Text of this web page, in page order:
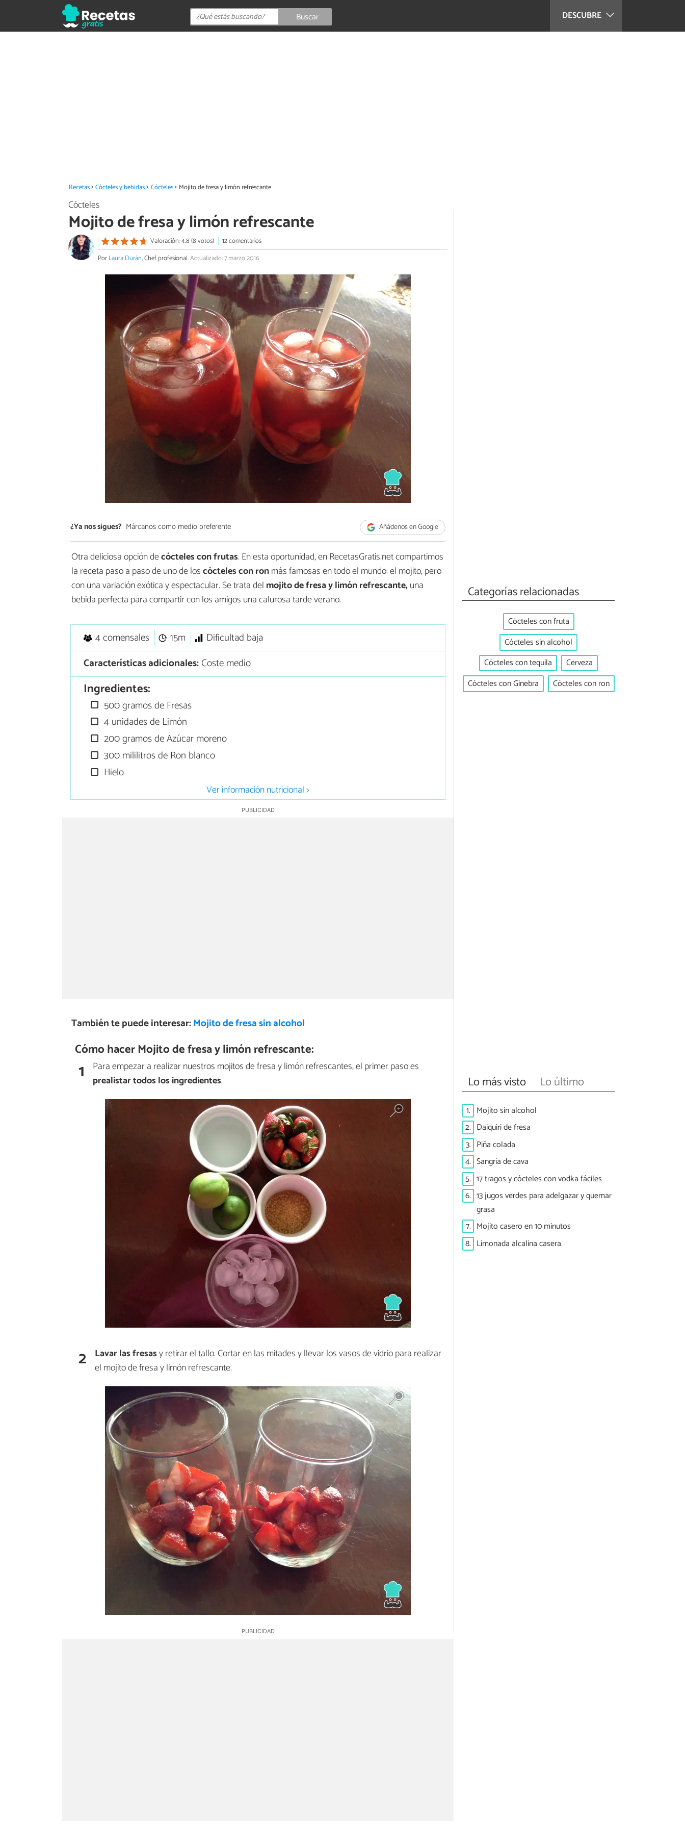
DESCUBRE
Buscar
Recetas Cócteles y bebidas Cócteles Mojito de fresa y limón refrescante
Cócteles
Mojito de fresa y limón refrescante
Valoración: 4.8 (8 votos)
12 comentarios
PorLaura Durán, Chef profesional.Actualizado: 7 marzo 2016
¿Ya nos sigues? Márcanos como medio preferente Añádenos en Google
Otra deliciosa opción decócteles con frutas. En esta oportunidad, en RecetasGratis.net compartimos
la receta paso a paso de uno de loscócteles con ronmás famosas en todo el mundo: el mojito, pero
con una variación exótica y espectacular. Se trata del mojito de fresa y limón refrescante,una
bebida perfecta para compartir con los amigos una calurosa tarde verano.
4 comensales 15m
Dificultad baja
Características adicionales:Coste medio
Ingredientes:
500 gramos de Fresas
4 unidades de Limón
200 gramos de Azúcar moreno
300 mililitros de Ron blanco
Hielo
Ver información nutricional >
También te puede interesar:Mojito de fresa sin alcohol
Cómo hacer Mojito de fresa y limón refrescante:
1
Para empezar a realizar nuestros mojitos de fresa y limón refrescantes, el primer paso es
prealistar todos los ingredientes.
2 Lavar las fresasy retirar el tallo. Cortar en las mitades y llevar los vasos de vidrio para realizar
el mojito de fresa y limón refrescante.
Categorías relacionadas
Cócteles con fruta
Cócteles sin alcohol
Cócteles con tequila
Cerveza
Cócteles con Ginebra
Cócteles con ron
Lo más visto Lo último
1. Mojito sin alcohol
2. Daiquiri de fresa
3. Piña colada
4. Sangría de cava
5. 17 tragos y cócteles con vodka fáciles
6. 13 jugos verdes para adelgazar y quemar
grasa
7. Mojito casero en 10 minutos
8. Limonada alcalina casera